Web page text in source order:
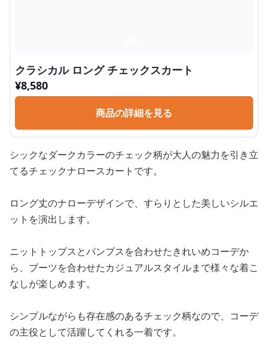
クラシカル ロング チェックスカート
¥8,580
商品の詳細を見る
シックなダークカラーのチェック柄が大人の魅力を引き立
てるチェックナロースカートです。
ロング丈のナローデザインで、すらりとした美しいシルエ
ットを演出します。
ニットトップスとパンプスを合わせたきれいめコーデか
ら、ブーツを合わせたカジュアルスタイルまで様々な着こ
なしが楽しめます。
シンプルながらも存在感のあるチェック柄なので、コーデ
の主役として活躍してくれる一着です。